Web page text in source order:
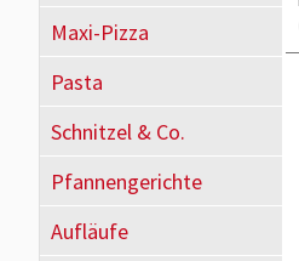
Maxi-Pizza
Pasta
Schnitzel & Co.
Pfannengerichte
Aufläufe